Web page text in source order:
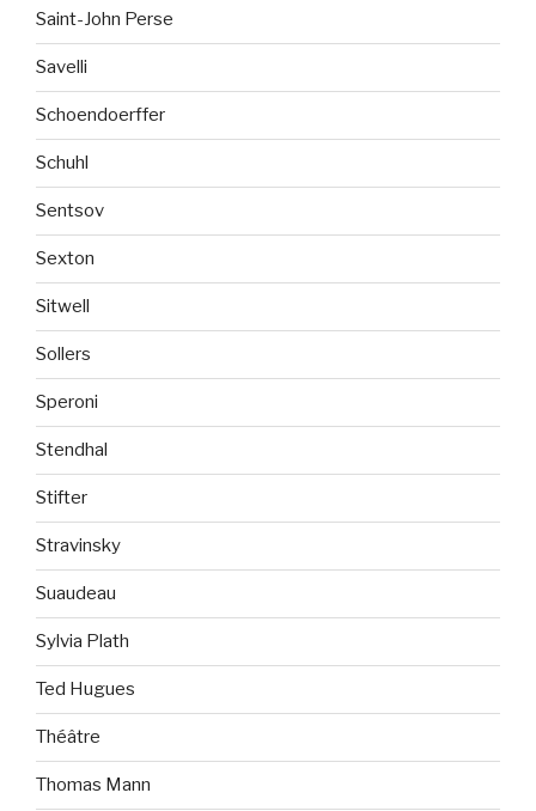
Saint-John Perse
Savelli
Schoendoerffer
Schuhl
Sentsov
Sexton
Sitwell
Sollers
Speroni
Stendhal
Stifter
Stravinsky
Suaudeau
Sylvia Plath
Ted Hugues
Théâtre
Thomas Mann